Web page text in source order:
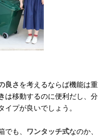
良さを考えるならば機能は重
は移動するのに便利だし、分
プが良いでしょう。
でも、 ワンタッチ式なのか、